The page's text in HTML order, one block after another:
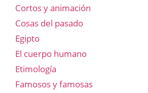
Cortos y animación
Cosas del pasado
Egipto
El cuerpo humano
Etimología
Famosos y famosas